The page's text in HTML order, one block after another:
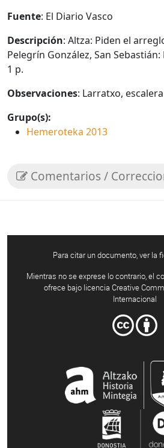
Fuente: El Diario Vasco
Descripción: Altza: Piden el
Pelegrín González, San Sebastián:
1 p.
Observaciones: Larratxo, escalera
Grupo(s):
Hemeroteka 2013
Comentarios /
Para citar un documento, ver la
Mientras no se exprese lo contrario, el
ofrece bajo licencia Creative
Internacional